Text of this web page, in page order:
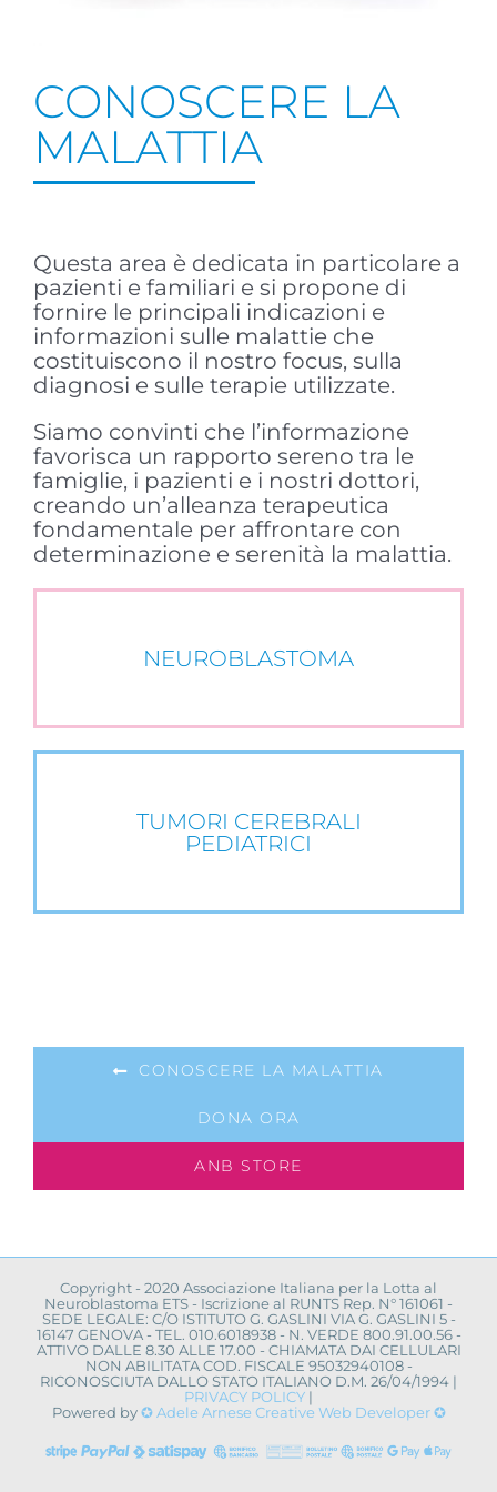
CONOSCERE LA
MALATTIA
Questa area è dedicata in particolare a
pazienti e familiari e si propone di
fornire le principali indicazioni e
informazioni sulle malattie che
costituiscono il nostro focus, sulla
diagnosi e sulle terapie utilizzate.
Siamo convinti che l’informazione
favorisca un rapporto sereno tra le
famiglie, i pazienti e i nostri dottori,
creando un’alleanza terapeutica
fondamentale per affrontare con
determinazione e serenità la malattia.
NEUROBLASTOMA
TUMORI CEREBRALI
PEDIATRICI
CONOSCERE LA MALATTIA
DONA ORA
ANB STORE
Copyright - 2020 Associazione Italiana per la Lotta al
Neuroblastoma ETS - Iscrizione al RUNTS Rep. N° 161061 -
SEDE LEGALE: C/O ISTITUTO G. GASLINI VIA G. GASLINI 5 -
16147 GENOVA - TEL. 010.6018938 - N. VERDE 800.91.00.56 -
ATTIVO DALLE 8.30 ALLE 17.00 - CHIAMATA DAI CELLULARI
NON ABILITATA COD. FISCALE 95032940108 -
RICONOSCIUTA DALLO STATO ITALIANO D.M. 26/04/1994 |
PRIVACY POLICY |
Powered by✪ Adele Arnese Creative Web Developer ✪